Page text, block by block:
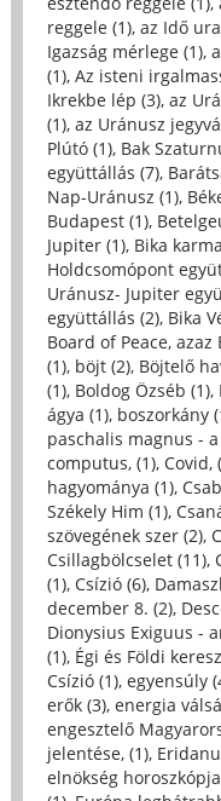
reggele (1), az Idő
Igazság mérlege (1),
(1), Az isteni
Ikrekbe lép (3), az
(1), az Uránusz
Plútó (1), Bak
együttállás (7),
Nap-Uránusz (1),
Budapest (1),
Jupiter (1), Bika
Holdcsomópont
Uránusz- Jupiter
együttállás (2), Bika
Board of Peace, azaz
(1), böjt (2), Böjtelő
(1), Boldog Özséb (1),
ágya (1), boszorkány
paschalis magnus -
computus, (1), Covid,
hagyománya (1),
Székely Him (1),
szövegének szer (2),
Csillagbölcselet (11),
(1), Csízió (6),
december 8. (2),
Dionysius Exiguus -
(1), Égi és Földi
Csízió (1), egyensúly
erők (3), energia
engesztelő
jelentése, (1),
elnökség